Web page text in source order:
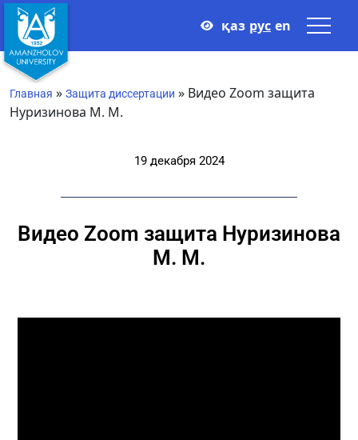
қаз рус en
Главная » Защита диссертации » Видео Zoom защита
Нуризинова М. М.
19 декабря 2024
Видео Zoom защита Нуризинова
М. М.